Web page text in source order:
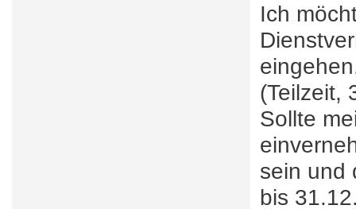
Ich
(Teilzeit,
Sollte
sein und
bis